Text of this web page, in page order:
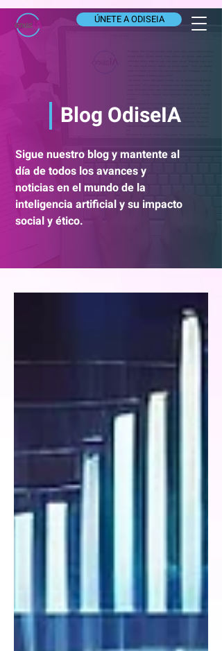
ÚNETE A ODISEIA
Blog OdiseIA
Sigue nuestro blog y mantente al
día de todos los avances y
noticias en el mundo de la
inteligencia artificial y su impacto
social y ético.